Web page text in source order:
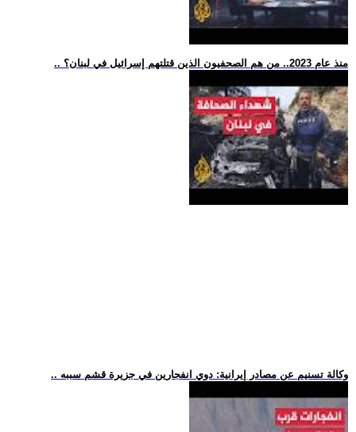
.. منذ عام 2023.. من هم الصحفيون الذين قتلتهم إسرائيل في لبنان؟
.. وكالة تسنيم عن مصادر إيرانية: دوي انفجارين في جزيرة قشم سببه